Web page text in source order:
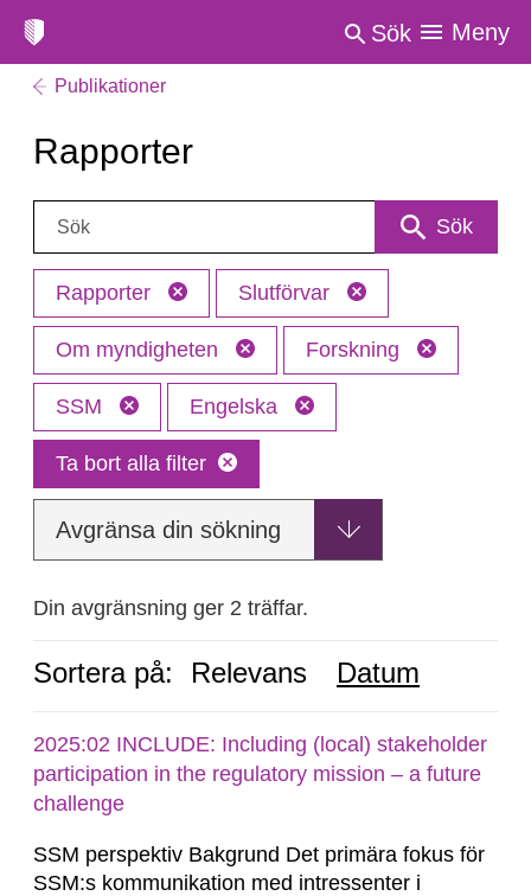
Sök Meny
Publikationer
Rapporter
Sök: Sök
Rapporter Slutförvar
Om myndigheten Forskning
SSM Engelska
Ta bort alla filter
Avgränsa din sökning
Din avgränsning ger 2 träffar.
Sortera på: Relevans Datum
2025:02 INCLUDE: Including (local) stakeholder
participation in the regulatory mission – a future
challenge
SSM perspektiv Bakgrund Det primära fokus för
SSM:s kommunikation med intressenter i